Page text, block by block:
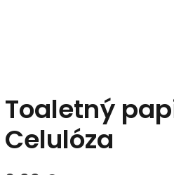
Toaletný
Celulóza